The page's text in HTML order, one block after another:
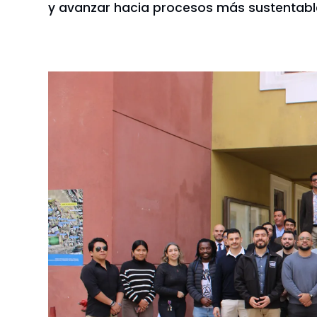
y avanzar hacia procesos más